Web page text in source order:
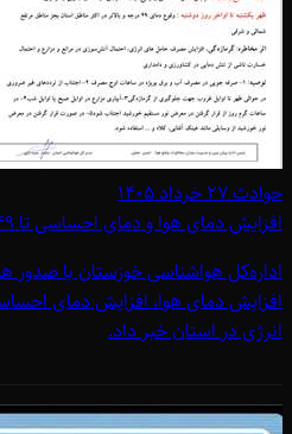
حوادث۲۷ خرداد ۱۴۰۵
افزایش دمای هوا و دمای احساسی تا 49 درجه و بالاتر در استان
افزایش دمای هوا، افزایش دمای
انرژی در استان خبر داد.